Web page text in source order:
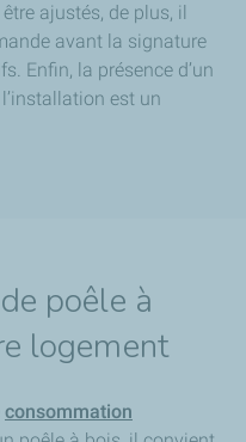
ajustés, de plus, il
avant la signature
Enfin, la présence d’un
est un
poêle à
logement
consommation